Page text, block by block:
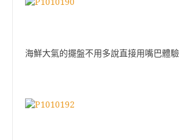
海鮮大氣的擺盤不用多說直接用嘴巴體驗